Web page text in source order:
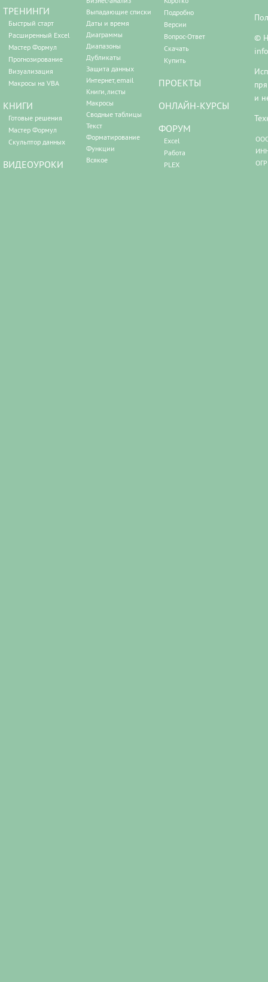
ТРЕНИНГИ
Быстрый старт
Расширенный Excel
Мастер Формул
Прогнозирование
Визуализация
Макросы на VBA
КНИГИ
Готовые решения
Мастер Формул
Скульптор данных
ВИДЕОУРОКИ
Выпадающие списки
Даты и время
Диаграммы
Диапазоны
Дубликаты
Защита данных
Интернет, email
Книги, листы
Макросы
Сводные таблицы
Текст
Форматирование
Функции
Всякое
Подробно
Версии
Вопрос-Ответ
Скачать
Купить
ПРОЕКТЫ
ОНЛАЙН-КУРСЫ
ФОРУМ
Excel
Работа
PLEX
©
и